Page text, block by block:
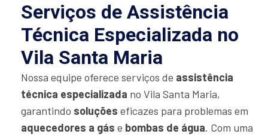
Serviços de Assistência
Técnica Especializada no
Vila Santa Maria
Nossa equipe oferece serviços de assistência
técnica especializada no Vila Santa Maria,
garantindo soluções eficazes para problemas em
aquecedores a gás e bombas de água. Com uma